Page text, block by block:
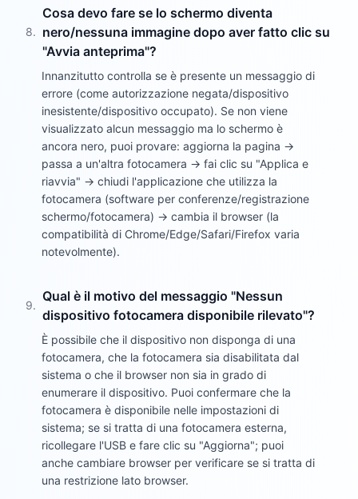
8.
Cosa devo fare se lo schermo diventa
nero/nessuna immagine dopo aver fatto clic su
"Avvia anteprima"?
Innanzitutto controlla se è presente un messaggio di
errore (come autorizzazione negata/dispositivo
inesistente/dispositivo occupato). Se non viene
visualizzato alcun messaggio ma lo schermo è
ancora nero, puoi provare: aggiorna la pagina →
passa a un'altra fotocamera → fai clic su "Applica e
riavvia" → chiudi l'applicazione che utilizza la
fotocamera (software per conferenze/registrazione
schermo/fotocamera) → cambia il browser (la
compatibilità di Chrome/Edge/Safari/Firefox varia
notevolmente).
9.
Qual è il motivo del messaggio "Nessun
dispositivo fotocamera disponibile rilevato"?
È possibile che il dispositivo non disponga di una
fotocamera, che la fotocamera sia disabilitata dal
sistema o che il browser non sia in grado di
enumerare il dispositivo. Puoi confermare che la
fotocamera è disponibile nelle impostazioni di
sistema; se si tratta di una fotocamera esterna,
ricollegare l'USB e fare clic su "Aggiorna"; puoi
anche cambiare browser per verificare se si tratta di
una restrizione lato browser.